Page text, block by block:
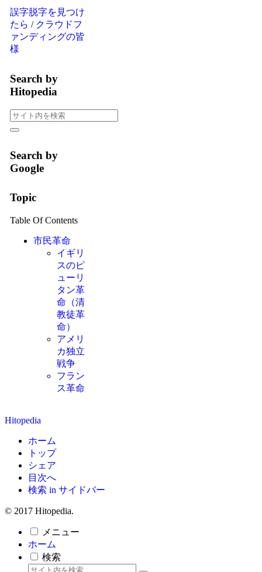
誤字脱字を見つけ
たら / クラウドフ
ァンディングの皆
様
Search by
Hitopedia
Search by
Google
Topic
Table Of Contents
市民革命
イギリ
スのピ
ューリ
タン革
命（清
教徒革
命）
アメリ
カ独立
戦争
フラン
ス革命
Hitopedia
ホーム
トップ
シェア
目次へ
検索 in サイドバー
© 2017 Hitopedia.
メニュー
ホーム
検索